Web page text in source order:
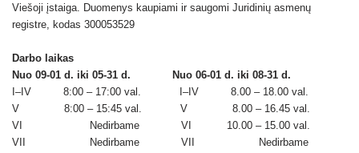
Viešoji įstaiga. Duomenys kaupiami ir saugomi Juridinių asmenų
registre, kodas 300053529
Darbo laikas
Nuo 09-01 d. iki 05-31 d.
Nuo 06-01 d. iki 08-31 d.
I–IV 8:00 – 17:00 val. I–IV 8.00 – 18.00 val.
V 8:00 – 15:45 val. V 8.00 – 16.45 val.
VI Nedirbame VI 10.00 – 15.00 val.
VII Nedirbame VII Nedirbame